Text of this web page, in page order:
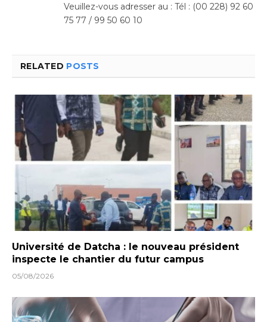
Veuillez-vous adresser au : Tél : (00 228) 92 60
75 77 / 99 50 60 10
RELATED POSTS
Université de Datcha : le nouveau président
inspecte le chantier du futur campus
05/08/2026